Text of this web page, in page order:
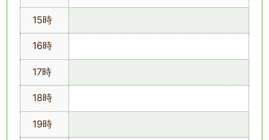
15時
16時
17時
18時
19時